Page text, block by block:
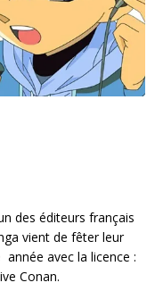
des éditeurs français
vient de fêter leur
année avec la licence :
Conan.